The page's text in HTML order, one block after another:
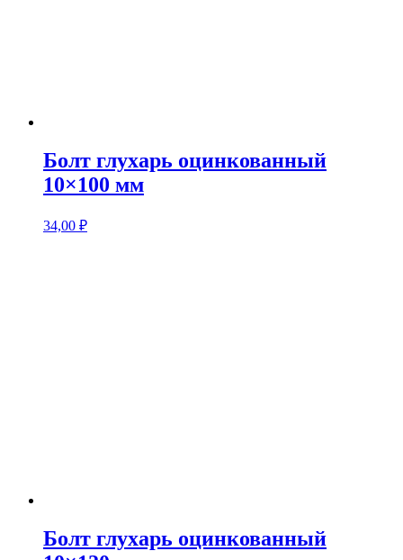
Болт глухарь оцинкованный
10×100 мм
34,00 ₽
Болт глухарь оцинкованный